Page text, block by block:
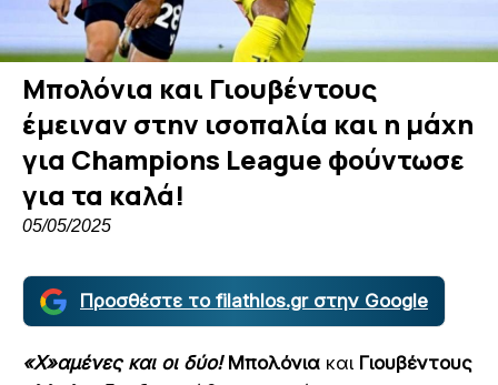
Μπολόνια και Γιουβέντους
έμειναν στην ισοπαλία και η μάχη
για Champions League φούντωσε
για τα καλά!
05/05/2025
Προσθέστε το filathlos.gr στην Google
«Χ»αμένες και οι δύο! Μπολόνια και Γιουβέντους